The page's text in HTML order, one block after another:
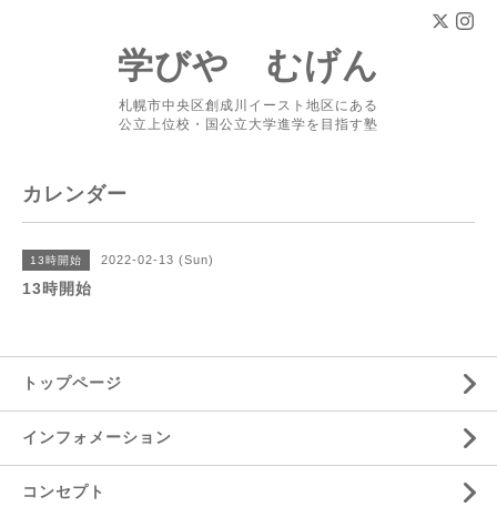
学びや むげん
札幌市中央区創成川イースト地区にある
公立上位校・国公立大学進学を目指す塾
カレンダー
13時開始 2022-02-13 (Sun)
13時開始
トップページ
インフォメーション
コンセプト